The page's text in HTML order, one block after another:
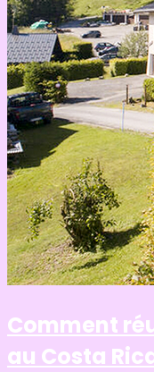
Comment
au Costa